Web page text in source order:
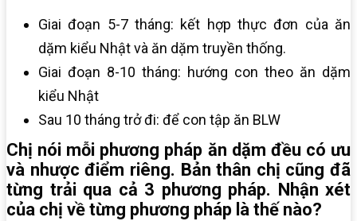
Giai đoạn 5-7 tháng: kết hợp thực đơn của ăn
dặm kiểu Nhật và ăn dặm truyền thống.
Giai đoạn 8-10 tháng: hướng con theo ăn dặm
kiểu Nhật
Sau 10 tháng trở đi: để con tập ăn BLW
Chị nói mỗi phương pháp ăn dặm đều có ưu
và nhược điểm riêng. Bản thân chị cũng đã
từng trải qua cả 3 phương pháp. Nhận xét
của chị về từng phương pháp là thế nào?